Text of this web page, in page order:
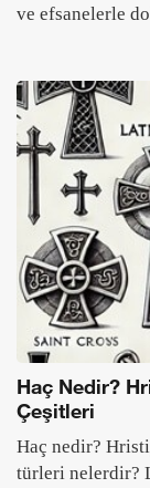
ve efsanelerle
Haç Nedir?
Çeşitleri
Haç nedir?
türleri nelerdir?